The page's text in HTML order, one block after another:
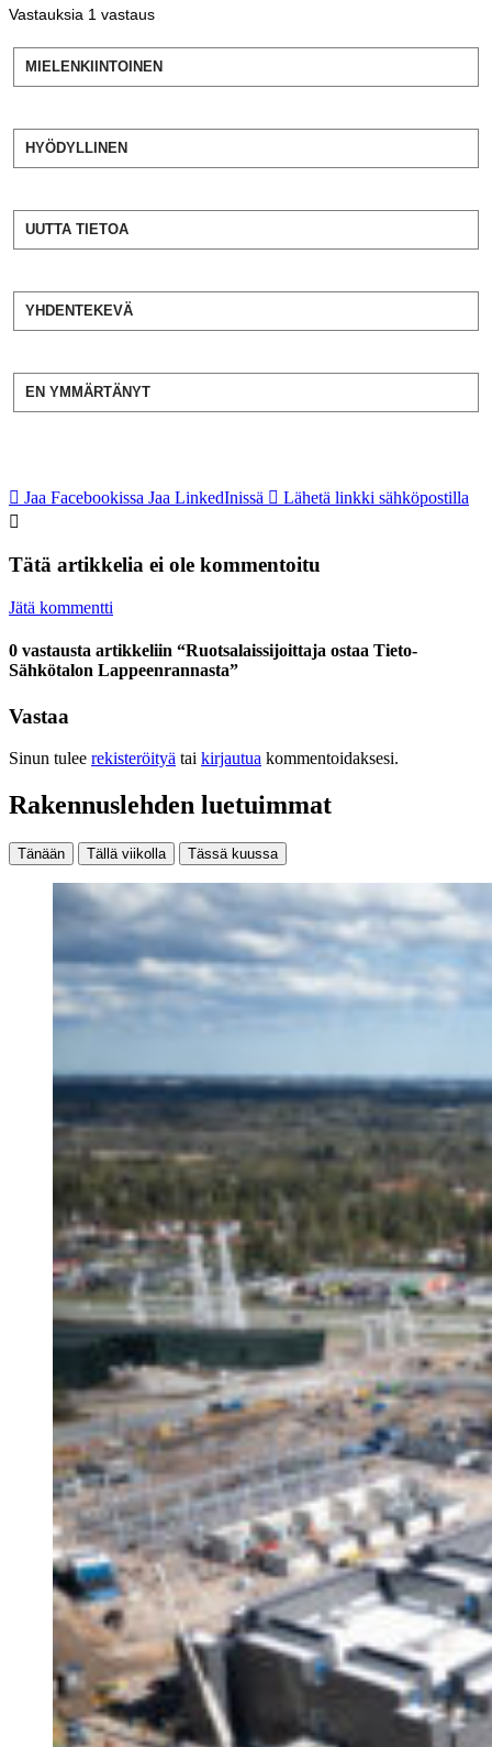
Vastauksia 1 vastaus
MIELENKIINTOINEN
HYÖDYLLINEN
UUTTA TIETOA
YHDENTEKEVÄ
EN YMMÄRTÄNYT
Jaa Facebookissa Jaa LinkedInissä Lähetä linkki sähköpostilla
Tätä artikkelia ei ole kommentoitu
Jätä kommentti
0 vastausta artikkeliin “Ruotsalaissijoittaja ostaa Tieto-
Sähkötalon Lappeenrannasta”
Vastaa
Sinun tulee rekisteröityä tai kirjautua kommentoidaksesi.
Rakennuslehden luetuimmat
Tänään Tällä viikolla Tässä kuussa